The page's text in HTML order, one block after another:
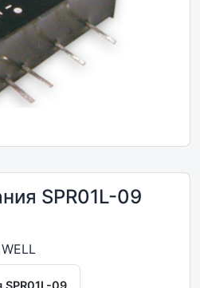
SPR01L-09
SPR01L-09